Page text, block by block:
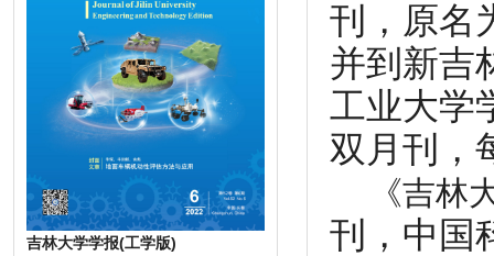
吉林大学学报(工学版)
刊，原名
并到新吉
工业大学
双月刊，
《吉林
刊，中国